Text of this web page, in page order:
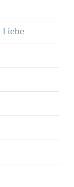
Liebe